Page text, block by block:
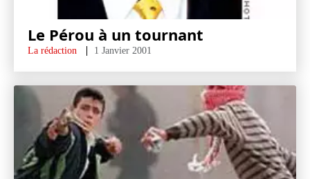
Le Pérou à un tournant
La rédaction 1 Janvier 2001